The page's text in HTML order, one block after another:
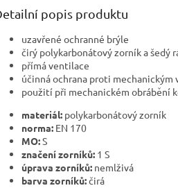
popis produktu
uzavřené ochranné brýle
čirý polykarbonátový zorník a šedý
přímá ventilace
účinná ochrana proti mechanickým
použití při mechanickém obrábění
materiál: polykarbonátový zorník
norma: EN 170
MO:S
značení zorníků: 1 S
úprava zorníků: nemlživá
barva zorníků:čirá